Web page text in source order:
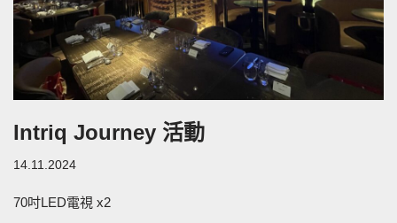
Intriq Journey 活動
14.11.2024
70吋LED電視 x2